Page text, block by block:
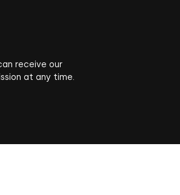
receive our
at any time.